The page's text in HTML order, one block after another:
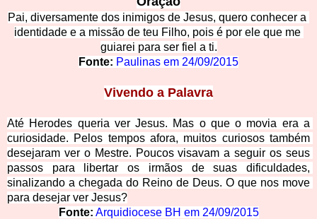
Pai, diversamente dos inimigos de Jesus, quero conhecer a
identidade e a missão de teu Filho, pois é por ele que me
guiarei para ser fiel a ti.
Fonte: Paulinas em 24/09/2015
Vivendo a Palavra
Até Herodes queria ver Jesus. Mas o que o movia era a
curiosidade. Pelos tempos afora, muitos curiosos também
desejaram ver o Mestre. Poucos visavam a seguir os seus
passos para libertar os irmãos de suas dificuldades,
sinalizando a chegada do Reino de Deus. O que nos move
para desejar ver Jesus?
Fonte: Arquidiocese BH em 24/09/2015